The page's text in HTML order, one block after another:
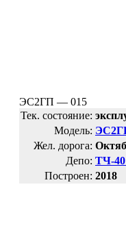
ЭС2ГП — 015
Тек. состояние:
Модель:
Жел. дорога:
Депо: ТЧ-40
Построен: 2018